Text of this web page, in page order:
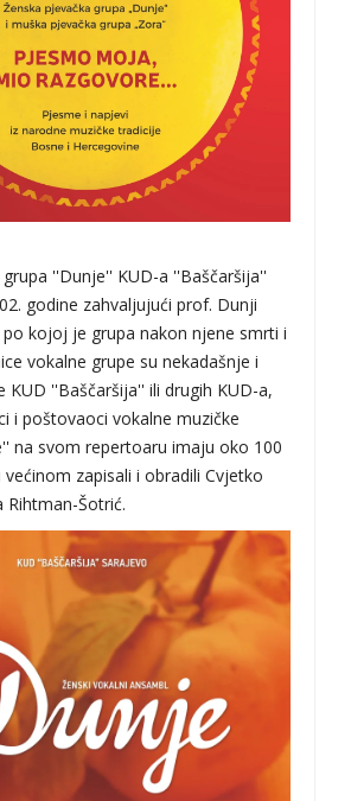
''Dunje'' KUD-a ''Baščaršija''
godine zahvaljujući prof. Dunji
po kojoj je grupa nakon njene smrti i
vokalne grupe su nekadašnje i
KUD ''Baščaršija'' ili drugih KUD-a,
i poštovaoci vokalne muzičke
na svom repertoaru imaju oko 100
zapisali i obradili Cvjetko
Rihtman-Šotrić.